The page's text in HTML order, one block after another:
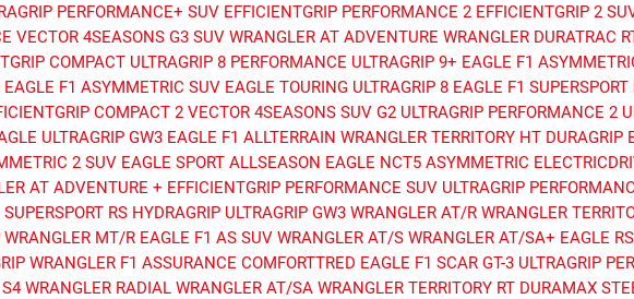
PERFORMANCE+ SUV EFFICIENTGRIP PERFORMANCE 2 EFFICIENTGRIP 2
VECTOR 4SEASONS G3 SUV WRANGLER AT ADVENTURE WRANGLER DURATRAC
COMPACT ULTRAGRIP 8 PERFORMANCE ULTRAGRIP 9+ EAGLE F1
EAGLE F1 ASYMMETRIC SUV EAGLE TOURING ULTRAGRIP 8 EAGLE F1 SUPERSPORT
COMPACT 2 VECTOR 4SEASONS SUV G2 ULTRAGRIP PERFORMANCE 2
ULTRAGRIP GW3 EAGLE F1 ALLTERRAIN WRANGLER TERRITORY HT DURAGRIP
2 SUV EAGLE SPORT ALLSEASON EAGLE NCT5 ASYMMETRIC
AT ADVENTURE + EFFICIENTGRIP PERFORMANCE SUV ULTRAGRIP
RS HYDRAGRIP ULTRAGRIP GW3 WRANGLER AT/R WRANGLER
WRANGLER MT/R EAGLE F1 AS SUV WRANGLER AT/S WRANGLER AT/SA+ EAGLE
WRANGLER F1 ASSURANCE COMFORTTRED EAGLE F1 SCAR GT-3 ULTRAGRIP
WRANGLER RADIAL WRANGLER AT/SA WRANGLER TERRITORY RT DURAMAX